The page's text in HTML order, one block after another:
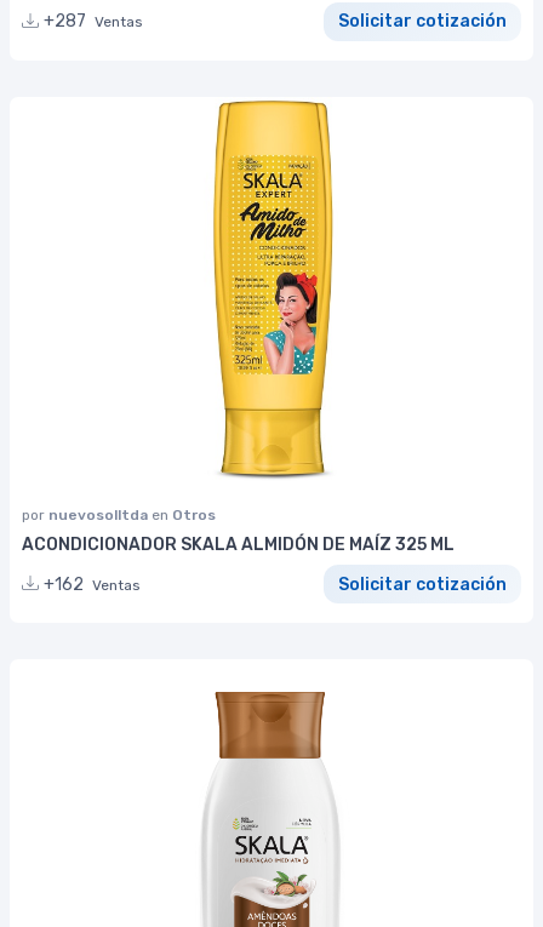
+287 Ventas Solicitar cotización
por nuevosolltda en Otros
ACONDICIONADOR SKALA ALMIDÓN DE MAÍZ 325 ML
+162 Ventas Solicitar cotización